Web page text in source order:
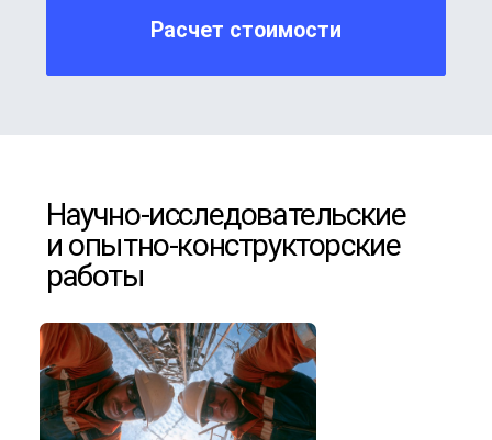
Отдел внешнеэкономической деятельности
и логистики обеспечивает реализацию
проектов при нестандартных и экспортно-
импортных операциях.
Своя логистика
длительные прямые контракты с
цикла, мы имеем полное понимание
оперативного решения
На рынке комплексных решений по
обеспечению нефтегазовых предприятий
основным технологическим оборудованием
Больше 10 лет